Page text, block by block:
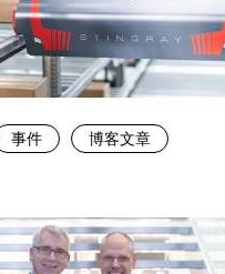
事件 博客文章